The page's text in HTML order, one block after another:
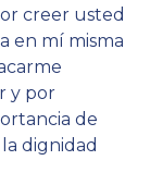
creer usted
en mí misma
y por
de
dignidad